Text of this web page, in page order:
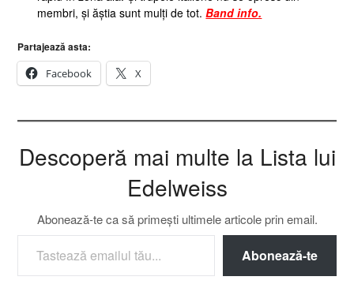
membri, și ăștia sunt mulți de tot.Band info.
Partajează asta:
Facebook
X
Descoperă mai multe la Lista lui
Edelweiss
Abonează-te ca să primești ultimele articole prin email.
TASTEAZĂ EMAILUL TĂU...
Abonează-te